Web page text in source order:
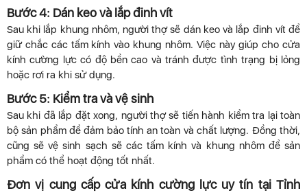
Bước 4: Dán keo và lắp đinh vít
Sau khi lắp khung nhôm, người thợ sẽ dán keo và lắp đinh vít để
giữ chắc các tấm kính vào khung nhôm. Việc này giúp cho cửa
kính cường lực có độ bền cao và tránh được tình trạng bị lỏng
hoặc rơi ra khi sử dụng.
Bước 5: Kiểm tra và vệ sinh
Sau khi đã lắp đặt xong, người thợ sẽ tiến hành kiểm tra lại toàn
bộ sản phẩm để đảm bảo tính an toàn và chất lượng. Đồng thời,
cũng sẽ vệ sinh sạch sẽ các tấm kính và khung nhôm để sản
phẩm có thể hoạt động tốt nhất.
Đơn vị cung cấp cửa kính cường lực uy tín tại Tỉnh